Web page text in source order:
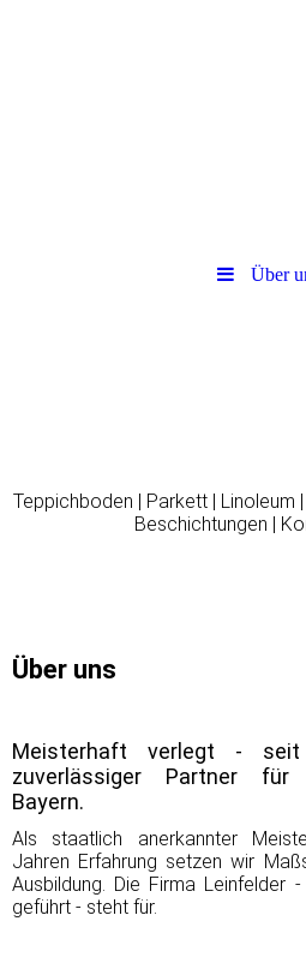
Über
Teppichboden | Parkett | Linoleum
Beschichtungen |
Über uns
Meisterhaft verlegt - seit
zuverlässiger Partner für
Bayern.
Als staatlich anerkannter
Jahren Erfahrung setzen wir
Ausbildung. Die Firma Leinfelder
geführt - steht für.